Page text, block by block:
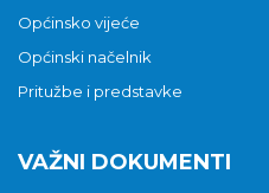
Općinsko vijeće
Općinski načelnik
Pritužbe i predstavke
VAŽNI DOKUMENTI